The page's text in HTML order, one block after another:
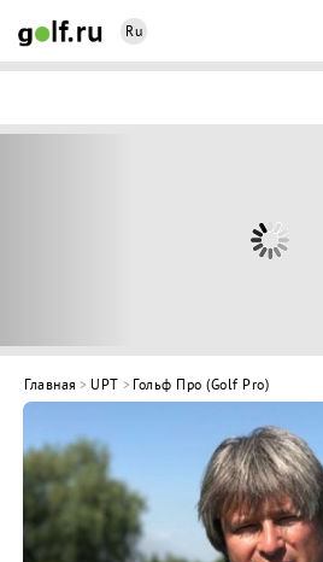
Ru
ИНТЕРАКТИВ
НЕДВИЖИМОСТЬ
Главная > UPT > Гольф Про (Golf Pro)